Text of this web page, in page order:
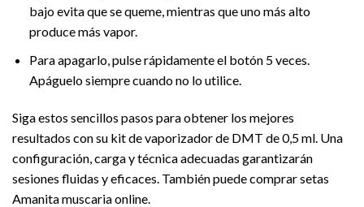
bajo evita que se queme, mientras que uno más alto
produce más vapor.
Para apagarlo, pulse rápidamente el botón 5 veces.
Apáguelo siempre cuando no lo utilice.
Siga estos sencillos pasos para obtener los mejores
resultados con su kit de vaporizador de DMT de 0,5 ml. Una
configuración, carga y técnica adecuadas garantizarán
sesiones fluidas y eficaces. También puede comprar setas
Amanita muscaria online.